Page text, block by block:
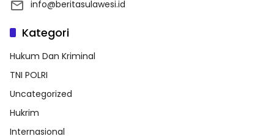
info@beritasulawesi.id
Kategori
Hukum Dan Kriminal
TNI POLRI
Uncategorized
Hukrim
Internasional